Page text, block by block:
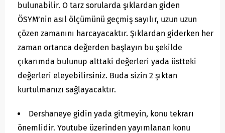
bulunabilir. O tarz sorularda şıklardan giden
ÖSYM’nin asıl ölçümünü geçmiş sayılır, uzun uzun
çözen zamanını harcayacaktır. Şıklardan giderken her
zaman ortanca değerden başlayın bu şekilde
çıkarımda bulunup alttaki değerleri yada üstteki
değerleri eleyebilirsiniz. Buda sizin 2 şıktan
kurtulmanızı sağlayacaktır.
Dershaneye gidin yada gitmeyin, konu tekrarı
önemlidir. Youtube üzerinden yayımlanan konu